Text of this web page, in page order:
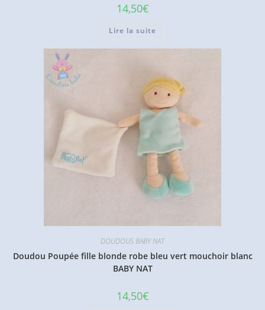
14,50€
Lire la suite
DOUDOUS BABY NAT
Doudou Poupée fille blonde robe bleu vert mouchoir blanc
BABY NAT
14,50€